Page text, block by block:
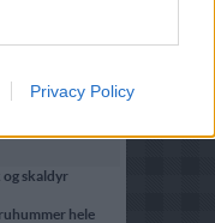
Privacy Policy
skaldyr
hele